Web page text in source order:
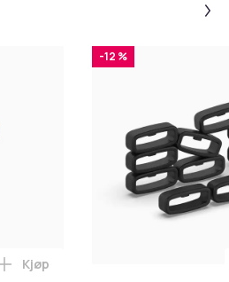
Legg BaByliss Air Power Pro
Kjøp
-12 %